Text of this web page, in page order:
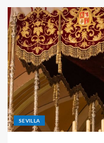
SEVILLA